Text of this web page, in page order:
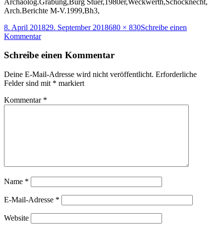
Arch.Berichte M-V.1999,Bh3,
Veröffentlicht
am
8. April 201829. September 2018Originalgröße
680 × 830Schreibe einen
Kommentarzu
Stuer,1980er
Archäolog.Grabung,Schocknecht,1999
Schreibe einen Kommentar
Deine E-Mail-Adresse wird nicht veröffentlicht. Erforderliche
Felder sind mit * markiert
Kommentar *
Name *
E-Mail-Adresse *
Website